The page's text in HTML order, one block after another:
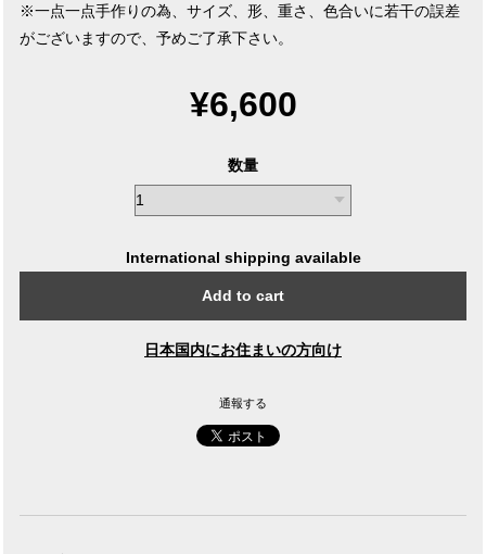
※一点一点手作りの為、サイズ、形、重さ、色合いに若干の誤差
がございますので、予めご了承下さい。
¥6,600
数量
International shipping available
Add to cart
日本国内にお住まいの方向け
通報する